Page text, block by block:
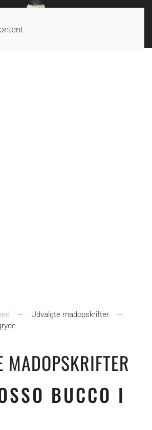
Udvalgte madopskrifter
MADOPSKRIFTER
BUCCO I